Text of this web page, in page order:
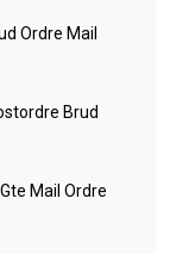
Ordre Mail
Brud
Mail Ordre